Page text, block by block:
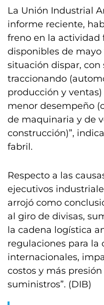
La Unión Industrial
informe reciente,
freno en la actividad
disponibles de
situación dispar, con
traccionando
producción y
menor desempeño
de maquinaria y de
construcción)”,
fabril.
Respecto a las
ejecutivos
arrojó como
al giro de divisas,
la cadena logística
regulaciones para la
internacionales,
costos y más
suministros”. (DIB)